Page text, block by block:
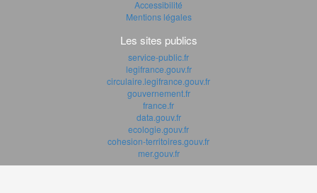
Accessibilité
Mentions légales
Les sites publics
service-public.fr
legifrance.gouv.fr
circulaire.legifrance.gouv.fr
gouvernement.fr
france.fr
data.gouv.fr
ecologie.gouv.fr
cohesion-territoires.gouv.fr
mer.gouv.fr